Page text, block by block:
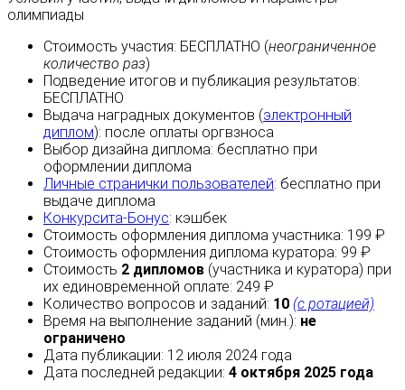
олимпиады
Стоимость участия: БЕСПЛАТНО (неограниченное
количество раз)
Подведение итогов и публикация результатов:
БЕСПЛАТНО
Выдача наградных документов (электронный
диплом): после оплаты оргвзноса
Выбор дизайна диплома: бесплатно при
оформлении диплома
Личные странички пользователей: бесплатно при
выдаче диплома
Конкурсита-Бонус: кэшбек
Стоимость оформления диплома участника: 199 ₽
Стоимость оформления диплома куратора: 99 ₽
Стоимость 2 дипломов (участника и куратора) при
их единовременной оплате: 249 ₽
Количество вопросов и заданий: 10 (с ротацией)
Время на выполнение заданий (мин.): не
ограничено
Дата публикации: 12 июля 2024 года
Дата последней редакции: 4 октября 2025 года